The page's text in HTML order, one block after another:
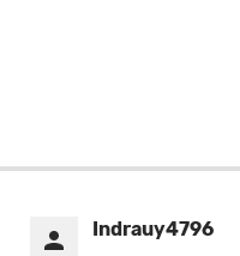
Indrauy4796